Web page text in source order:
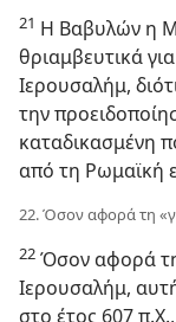
21 Η Βαβυλών η
θριαμβευτικά
Ιερουσαλήμ,
την
καταδικασμένη
από τη Ρωμαϊκή
22. Όσον αφορά τη
22 Όσον αφορά
Ιερουσαλήμ,
στο έτος 607